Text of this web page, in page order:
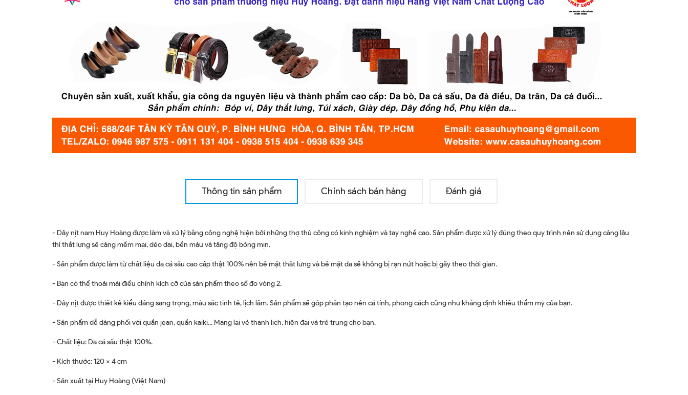
Thông tin sản phẩm Chính sách bán hàng Đánh giá
- Dây nịt nam Huy Hoàng được làm và xử lý bằng công nghệ hiện bởi những thợ thủ công có kinh nghiệm và tay nghề cao. Sản phẩm được xử lý đúng theo quy trình nên sử dụng càng lâu
thì thắt lưng sẽ càng mềm mại, dẻo dai, bền màu và tăng độ bóng mịn.
- Sản phẩm được làm từ chất liệu da cá sấu cao cấp thật 100% nên bề mặt thắt lưng và bề mặt da sẽ không bị rạn nứt hoặc bị gãy theo thời gian.
- Bạn có thể thoải mái điều chỉnh kích cỡ của sản phẩm theo số đo vòng 2.
- Dây nịt được thiết kế kiểu dáng sang trọng, màu sắc tinh tế, lịch lãm. Sản phẩm sẽ góp phần tạo nên cá tính, phong cách cũng như khẳng định khiếu thẩm mỹ của bạn.
- Sản phẩm dễ dàng phối với quần jean, quần kaiki... Mang lại vẻ thanh lịch, hiện đại và trẻ trung cho bạn.
- Chất liệu: Da cá sấu thật 100%.
- Kích thước: 120 x 4 cm
- Sản xuất tại Huy Hoàng (Việt Nam)